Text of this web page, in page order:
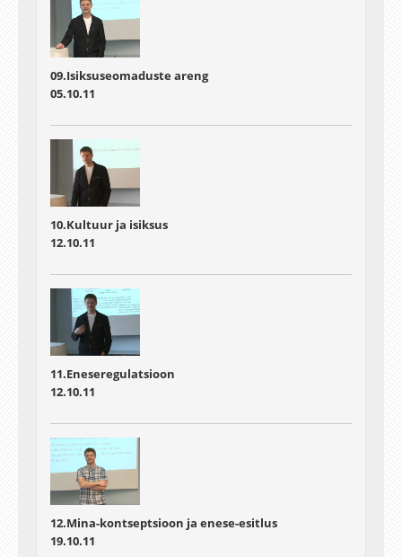
09.Isiksuseomaduste areng
05.10.11
10.Kultuur ja isiksus
12.10.11
11.Eneseregulatsioon
12.10.11
12.Mina-kontseptsioon ja enese-esitlus
19.10.11